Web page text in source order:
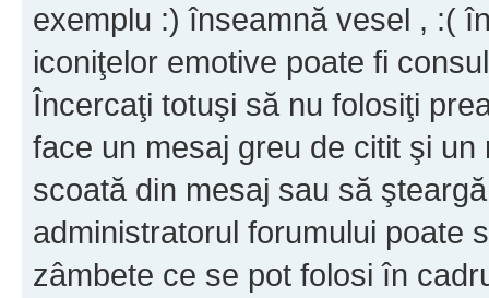
exemplu :) înseamnă vesel , :(
iconiţelor emotive poate fi
Încercaţi totuşi să nu folosiţi
face un mesaj greu de citit şi
scoată din mesaj sau să
administratorul forumului poate
zâmbete ce se pot folosi în